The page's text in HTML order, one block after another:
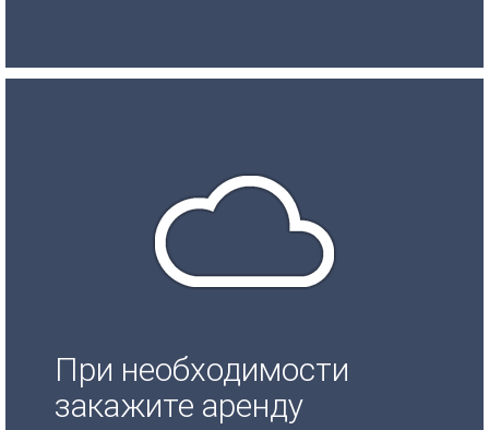
При необходимости
закажите аренду